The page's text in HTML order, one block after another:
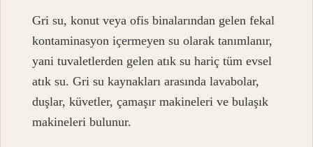
Gri su, konut veya ofis binalarından gelen fekal
kontaminasyon içermeyen su olarak tanımlanır,
yani tuvaletlerden gelen atık su hariç tüm evsel
atık su. Gri su kaynakları arasında lavabolar,
duşlar, küvetler, çamaşır makineleri ve bulaşık
makineleri bulunur.